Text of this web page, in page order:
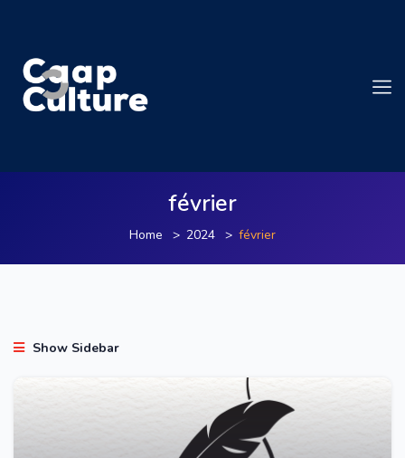
février
Home 2024 février
Show Sidebar